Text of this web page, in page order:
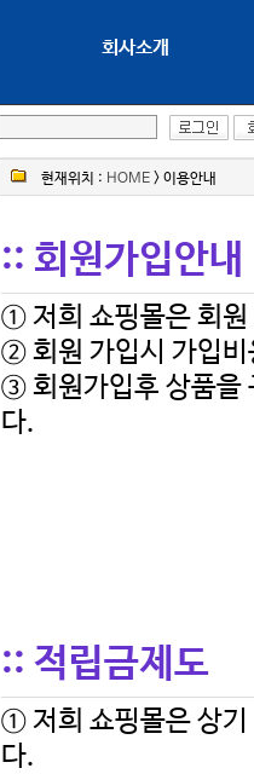
회사소개
현재위치 : HOME > 이용안내
:: 회원가입안내
① 저희 쇼핑몰은 회원
② 회원 가입시 가입
다.
:: 적립금제도
다.